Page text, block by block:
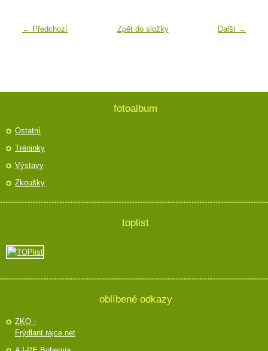
← Předchozí Další →
Zpět do složky
fotoalbum
Ostatní
Tréninky
Výstavy
Zkoušky
toplist
oblíbené odkazy
ZKO -
Frýdlant.rajce.net